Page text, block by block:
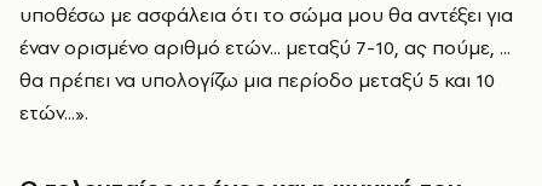
υποθέσω με ασφάλεια ότι το σώμα μου θα αντέξει για
έναν ορισμένο αριθμό ετών... μεταξύ 7-10, ας πούμε, ...
θα πρέπει να υπολογίζω μια περίοδο μεταξύ 5 και 10
ετών...».